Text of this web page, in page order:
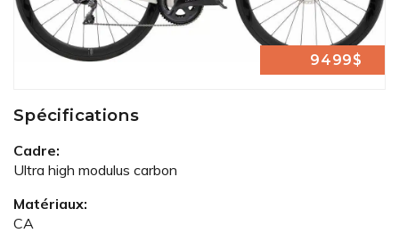
9499$
Spécifications
Cadre:
Ultra high modulus carbon
Matériaux:
CA